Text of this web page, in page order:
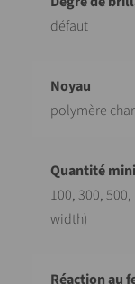
défaut
polymère
100, 300,
width)